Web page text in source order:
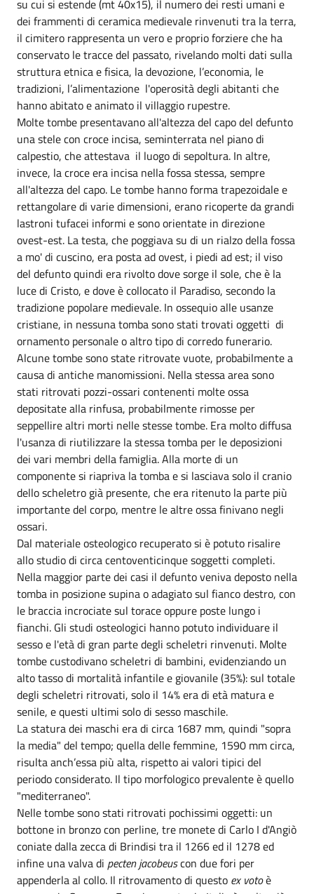
su cui si estende (mt 40x15), il numero dei resti umani e
dei frammenti di ceramica medievale rinvenuti tra la terra,
il cimitero rappresenta un vero e proprio forziere che ha
conservato le tracce del passato, rivelando molti dati sulla
struttura etnica e fisica, la devozione, l’economia, le
tradizioni, l’alimentazione l'operosità degli abitanti che
hanno abitato e animato il villaggio rupestre.
Molte tombe presentavano all'altezza del capo del defunto
una stele con croce incisa, seminterrata nel piano di
calpestio, che attestava il luogo di sepoltura. In altre,
invece, la croce era incisa nella fossa stessa, sempre
all'altezza del capo. Le tombe hanno forma trapezoidale e
rettangolare di varie dimensioni, erano ricoperte da grandi
lastroni tufacei informi e sono orientate in direzione
ovest-est. La testa, che poggiava su di un rialzo della fossa
a mo' di cuscino, era posta ad ovest, i piedi ad est; il viso
del defunto quindi era rivolto dove sorge il sole, che è la
luce di Cristo, e dove è collocato il Paradiso, secondo la
tradizione popolare medievale. In ossequio alle usanze
cristiane, in nessuna tomba sono stati trovati oggetti di
ornamento personale o altro tipo di corredo funerario.
Alcune tombe sono state ritrovate vuote, probabilmente a
causa di antiche manomissioni. Nella stessa area sono
stati ritrovati pozzi-ossari contenenti molte ossa
depositate alla rinfusa, probabilmente rimosse per
seppellire altri morti nelle stesse tombe. Era molto diffusa
l'usanza di riutilizzare la stessa tomba per le deposizioni
dei vari membri della famiglia. Alla morte di un
componente si riapriva la tomba e si lasciava solo il cranio
dello scheletro già presente, che era ritenuto la parte più
importante del corpo, mentre le altre ossa finivano negli
ossari.
Dal materiale osteologico recuperato si è potuto risalire
allo studio di circa centoventicinque soggetti completi.
Nella maggior parte dei casi il defunto veniva deposto nella
tomba in posizione supina o adagiato sul fianco destro, con
le braccia incrociate sul torace oppure poste lungo i
fianchi. Gli studi osteologici hanno potuto individuare il
sesso e l'età di gran parte degli scheletri rinvenuti. Molte
tombe custodivano scheletri di bambini, evidenziando un
alto tasso di mortalità infantile e giovanile (35%): sul totale
degli scheletri ritrovati, solo il 14% era di età matura e
senile, e questi ultimi solo di sesso maschile.
La statura dei maschi era di circa 1687 mm, quindi "sopra
la media" del tempo; quella delle femmine, 1590 mm circa,
risulta anch’essa più alta, rispetto ai valori tipici del
periodo considerato. Il tipo morfologico prevalente è quello
"mediterraneo".
Nelle tombe sono stati ritrovati pochissimi oggetti: un
bottone in bronzo con perline, tre monete di Carlo I d'Angiò
coniate dalla zecca di Brindisi tra il 1266 ed il 1278 ed
infine una valva di pecten jacobeuscon due fori per
appenderla al collo. Il ritrovamento di questo ex votoè